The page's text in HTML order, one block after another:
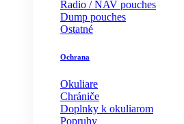
Radio / NAV pouches
Dump pouches
Ostatné
Ochrana
Okuliare
Chrániče
Doplnky k okuliarom
Popruhy